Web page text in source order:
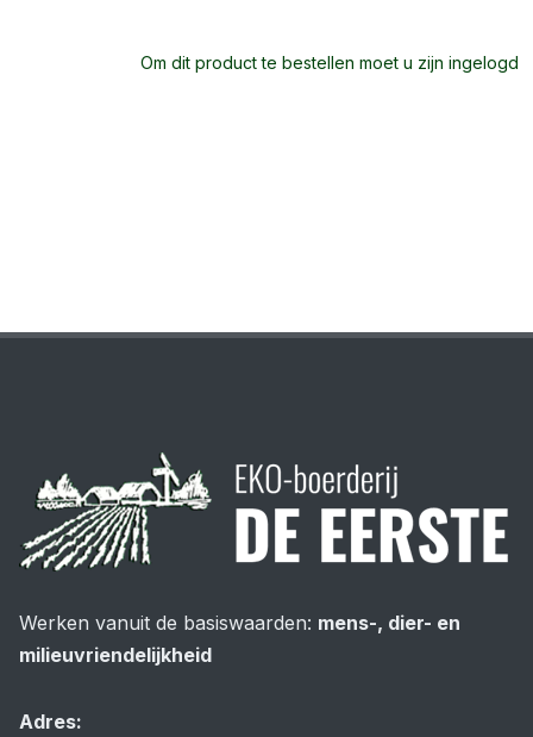
Om dit product te bestellen moet u zijn ingelogd
Werken vanuit de basiswaarden: mens-, dier- en
milieuvriendelijkheid
Adres: